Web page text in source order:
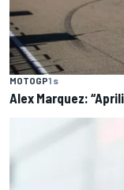
MOTOGP1 s
Alex Marquez: